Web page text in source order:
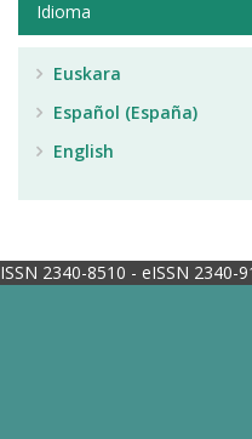
Idioma
Euskara
Español (España)
English
ISSN 2340-8510 - eISSN 2340-